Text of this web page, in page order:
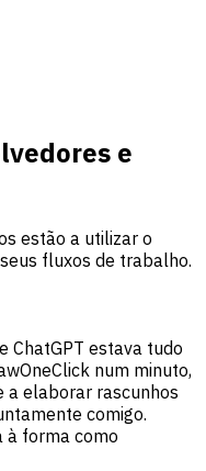
e
estão a utilizar o
fluxos de trabalho.
ChatGPT estava tudo
num minuto,
a elaborar rascunhos
comigo.
à forma como